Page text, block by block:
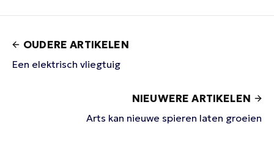
OUDERE ARTIKELEN
Een elektrisch vliegtuig
NIEUWERE ARTIKELEN
Arts kan nieuwe spieren laten groeien